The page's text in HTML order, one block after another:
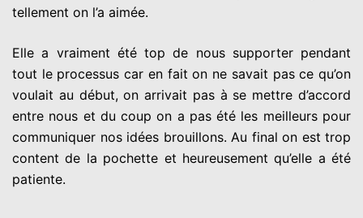
tellement on l’a aimée.
Elle a vraiment été top de nous supporter pendant
tout le processus car en fait on ne savait pas ce qu’on
voulait au début, on arrivait pas à se mettre d’accord
entre nous et du coup on a pas été les meilleurs pour
communiquer nos idées brouillons. Au final on est trop
content de la pochette et heureusement qu’elle a été
patiente.